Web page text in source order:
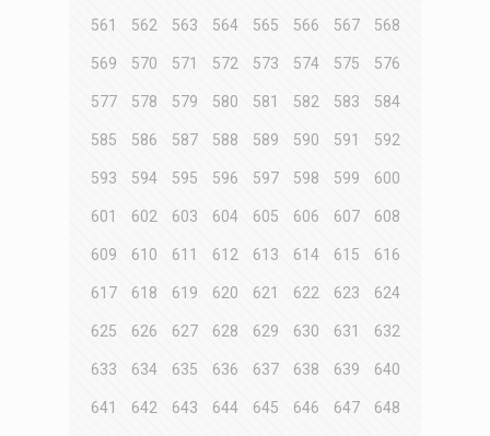
561 562 563 564 565 566 567 568
569 570 571 572 573 574 575 576
577 578 579 580 581 582 583 584
585 586 587 588 589 590 591 592
593 594 595 596 597 598 599 600
601 602 603 604 605 606 607 608
609 610 611 612 613 614 615 616
617 618 619 620 621 622 623 624
625 626 627 628 629 630 631 632
633 634 635 636 637 638 639 640
641 642 643 644 645 646 647 648